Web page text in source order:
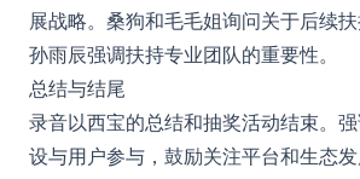
展战略。桑狗和毛毛姐询问关于后续
孙雨辰强调扶持专业团队的重要性。
总结与结尾
录音以西宝的总结和抽奖活动结束。
设与用户参与，鼓励关注平台和生态发